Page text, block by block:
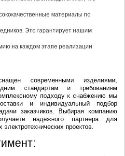
материалы по
Это гарантирует нашим
на каждом этапе реализации
современными изделиями,
стандартам и требованиям
подходу к снабжению мы
и индивидуальный подбор
заказчиков. Выбирая компанию
надежного партнера для
проектов.